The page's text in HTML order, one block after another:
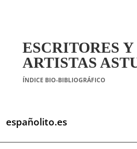
ESCRITORES Y
ARTISTAS
ÍNDICE BIO-BIBLIOGRÁFICO
españolito.es